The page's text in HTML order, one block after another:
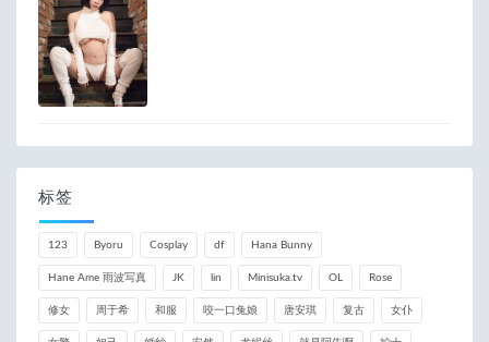
标签
123 Byoru Cosplay df Hana Bunny
Hane Ame 雨波写真 JK lin Minisuka.tv OL Rose
修女 周于希 和服 咬一口兔娘 唐安琪 复古 女仆